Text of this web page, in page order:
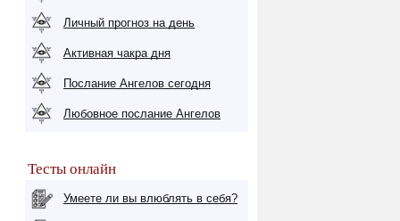
Личный прогноз на день
Активная чакра дня
Послание Ангелов сегодня
Любовное послание Ангелов
Тесты онлайн
Умеете ли вы влюблять в себя?